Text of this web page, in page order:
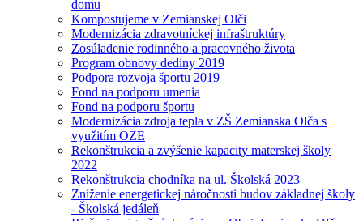
domu
Kompostujeme v Zemianskej Olči
Modernizácia zdravotníckej infraštruktúry
Zosúladenie rodinného a pracovného života
Program obnovy dediny 2019
Podpora rozvoja športu 2019
Fond na podporu umenia
Fond na podporu športu
Modernizácia zdroja tepla v ZŠ Zemianska Olča s
využitím OZE
Rekonštrukcia a zvýšenie kapacity materskej školy
2022
Rekonštrukcia chodníka na ul. Školská 2023
Zníženie energetickej náročnosti budov základnej školy
- Školská jedáleň